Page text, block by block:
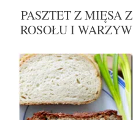
PASZTET Z MIĘSA Z
ROSOŁU I WARZYW